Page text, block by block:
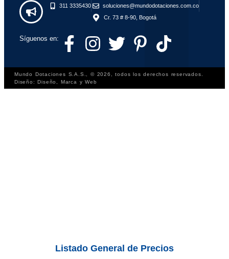
311 3335430
soluciones@mundodotaciones.com.co
Cr. 73 # 8-90, Bogotá
Síguenos en:
Mundo Dotaciones S.A.S., © 2026, todos los derechos reservados.
Diseño: Diseño, Marca y Web
Listado General de Precios